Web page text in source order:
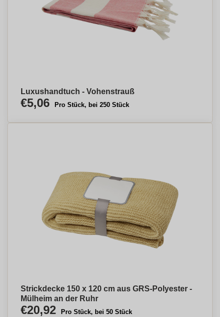
Luxushandtuch - Vohenstrauß
€5,06 Pro Stück, bei 250 Stück
Strickdecke 150 x 120 cm aus GRS-Polyester -
Mülheim an der Ruhr
€20,92 Pro Stück, bei 50 Stück